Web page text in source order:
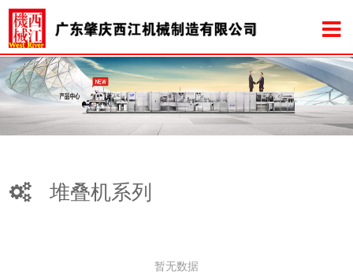
堆叠机系列
暂无数据